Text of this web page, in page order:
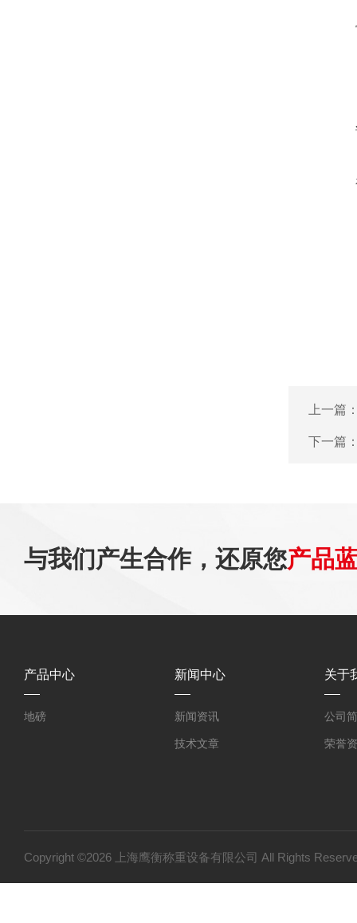
上一篇
下一篇
与我们产生合作，还原您产品
产品中心
地磅
新闻中心
新闻资讯
技术文章
关于
公司
荣誉
Copyright ©2026 上海鹰衡称重设备有限公司 All Rights